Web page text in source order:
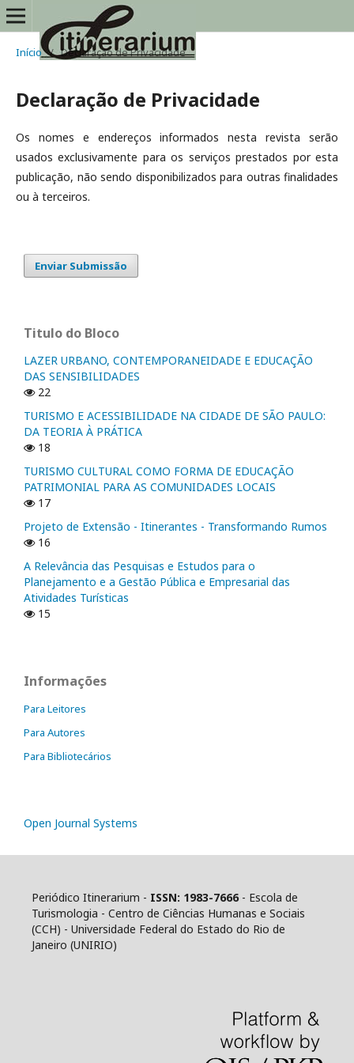
Início / Declaração de Privacidade
Declaração de Privacidade
Os nomes e endereços informados nesta revista serão
usados exclusivamente para os serviços prestados por esta
publicação, não sendo disponibilizados para outras finalidades
ou à terceiros.
Enviar Submissão
Titulo do Bloco
LAZER URBANO, CONTEMPORANEIDADE E EDUCAÇÃO
DAS SENSIBILIDADES
22
TURISMO E ACESSIBILIDADE NA CIDADE DE SÃO PAULO:
DA TEORIA À PRÁTICA
18
TURISMO CULTURAL COMO FORMA DE EDUCAÇÃO
PATRIMONIAL PARA AS COMUNIDADES LOCAIS
17
Projeto de Extensão - Itinerantes - Transformando Rumos
16
A Relevância das Pesquisas e Estudos para o
Planejamento e a Gestão Pública e Empresarial das
Atividades Turísticas
15
Informações
Para Leitores
Para Autores
Para Bibliotecários
Open Journal Systems
Periódico Itinerarium - ISSN: 1983-7666- Escola de
Turismologia - Centro de Ciências Humanas e Sociais
(CCH) - Universidade Federal do Estado do Rio de
Janeiro (UNIRIO)